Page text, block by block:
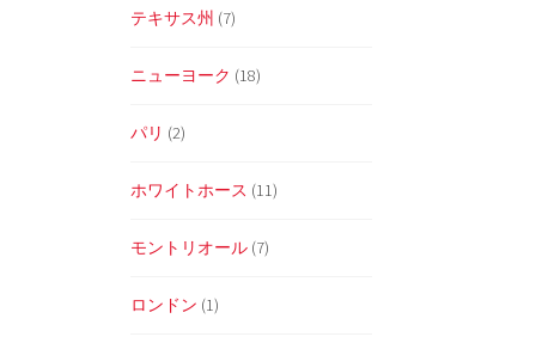
テキサス州 (7)
ニューヨーク (18)
パリ (2)
ホワイトホース (11)
モントリオール (7)
ロンドン (1)